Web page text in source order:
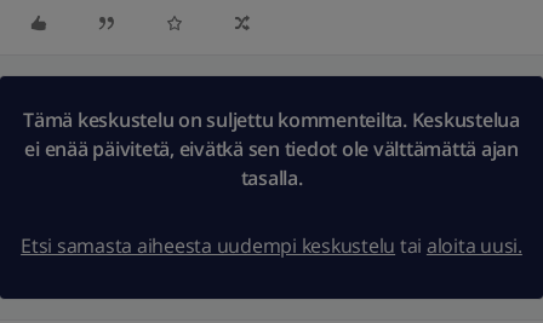
Tämä keskustelu on suljettu kommenteilta. Keskustelua
ei enää päivitetä, eivätkä sen tiedot ole välttämättä ajan
tasalla.
Etsi samasta aiheesta uudempi keskustelu tai aloita uusi.